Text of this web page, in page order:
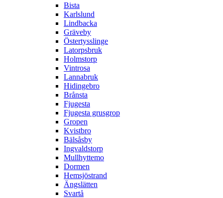
Bista
Karlslund
Lindbacka
Gräveby
Östertysslinge
Latorpsbruk
Holmstorp
Vintrosa
Lannabruk
Hidingebro
Brånsta
Fjugesta
Fjugesta grusgrop
Gropen
Kvistbro
Bälsåsby
Ingvaldstorp
Mullhyttemo
Dormen
Hemsjöstrand
Ängslätten
Svartå